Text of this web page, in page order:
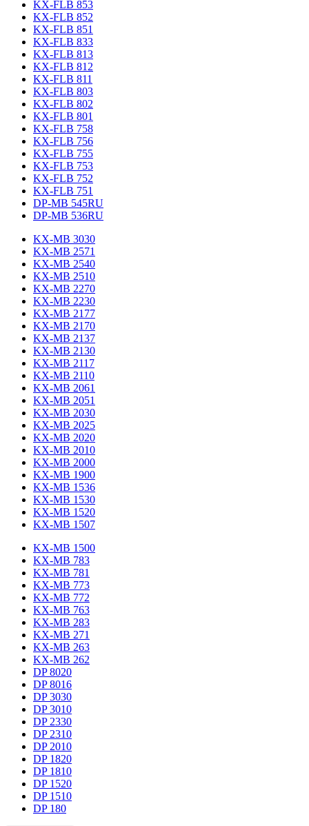
KX-FLB 853
KX-FLB 852
KX-FLB 851
KX-FLB 833
KX-FLB 813
KX-FLB 812
KX-FLB 811
KX-FLB 803
KX-FLB 802
KX-FLB 801
KX-FLB 758
KX-FLB 756
KX-FLB 755
KX-FLB 753
KX-FLB 752
KX-FLB 751
DP-MB 545RU
DP-MB 536RU
KX-MB 3030
KX-MB 2571
KX-MB 2540
KX-MB 2510
KX-MB 2270
KX-MB 2230
KX-MB 2177
KX-MB 2170
KX-MB 2137
KX-MB 2130
KX-MB 2117
KX-MB 2110
KX-MB 2061
KX-MB 2051
KX-MB 2030
KX-MB 2025
KX-MB 2020
KX-MB 2010
KX-MB 2000
KX-MB 1900
KX-MB 1536
KX-MB 1530
KX-MB 1520
KX-MB 1507
KX-MB 1500
KX-MB 783
KX-MB 781
KX-MB 773
KX-MB 772
KX-MB 763
KX-MB 283
KX-MB 271
KX-MB 263
KX-MB 262
DP 8020
DP 8016
DP 3030
DP 3010
DP 2330
DP 2310
DP 2010
DP 1820
DP 1810
DP 1520
DP 1510
DP 180